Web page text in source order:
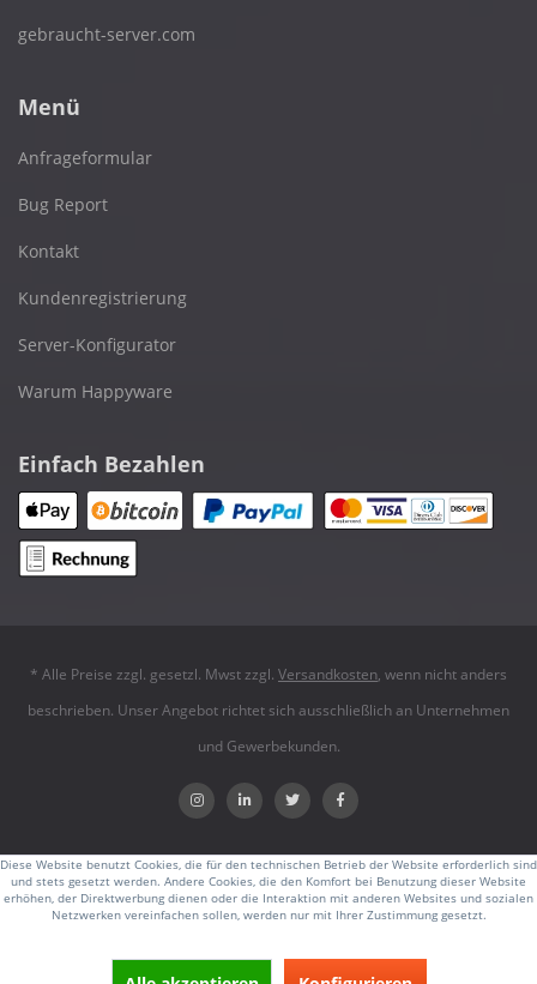
gebraucht-server.com
Menü
Anfrageformular
Bug Report
Kontakt
Kundenregistrierung
Server-Konfigurator
Warum Happyware
Einfach Bezahlen
* Alle Preise zzgl. gesetzl. Mwst zzgl. Versandkosten, wenn nicht anders
beschrieben. Unser Angebot richtet sich ausschließlich an Unternehmen
und Gewerbekunden.
Diese Website benutzt Cookies, die für den technischen Betrieb der Website erforderlich sind
und stets gesetzt werden. Andere Cookies, die den Komfort bei Benutzung dieser Website
erhöhen, der Direktwerbung dienen oder die Interaktion mit anderen Websites und sozialen
Netzwerken vereinfachen sollen, werden nur mit Ihrer Zustimmung gesetzt.